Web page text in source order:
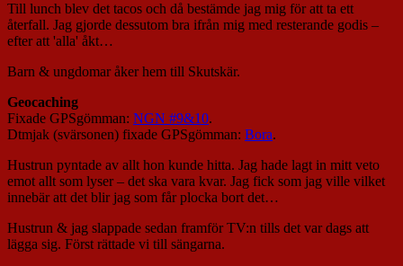
Till lunch blev det tacos och då bestämde jag mig för att ta ett
återfall. Jag gjorde dessutom bra ifrån mig med resterande godis –
efter att 'alla' åkt…
Barn & ungdomar åker hem till Skutskär.
Geocaching
Fixade GPSgömman: NGN #9&10.
Dtmjak (svärsonen) fixade GPSgömman: Bora.
Hustrun pyntade av allt hon kunde hitta. Jag hade lagt in mitt veto
emot allt som lyser – det ska vara kvar. Jag fick som jag ville vilket
innebär att det blir jag som får plocka bort det…
Hustrun & jag slappade sedan framför TV:n tills det var dags att
lägga sig. Först rättade vi till sängarna.